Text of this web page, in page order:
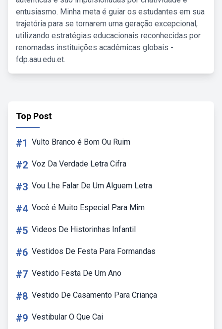
entusiasmo. Minha meta é guiar os estudantes em sua
trajetória para se tornarem uma geração excepcional,
utilizando estratégias educacionais reconhecidas por
renomadas instituições acadêmicas globais -
fdp.aau.edu.et.
Top Post
#1 Vulto Branco é Bom Ou Ruim
#2 Voz Da Verdade Letra Cifra
#3 Vou Lhe Falar De Um Alguem Letra
#4 Você é Muito Especial Para Mim
#5 Videos De Historinhas Infantil
#6 Vestidos De Festa Para Formandas
#7 Vestido Festa De Um Ano
#8 Vestido De Casamento Para Criança
#9 Vestibular O Que Cai